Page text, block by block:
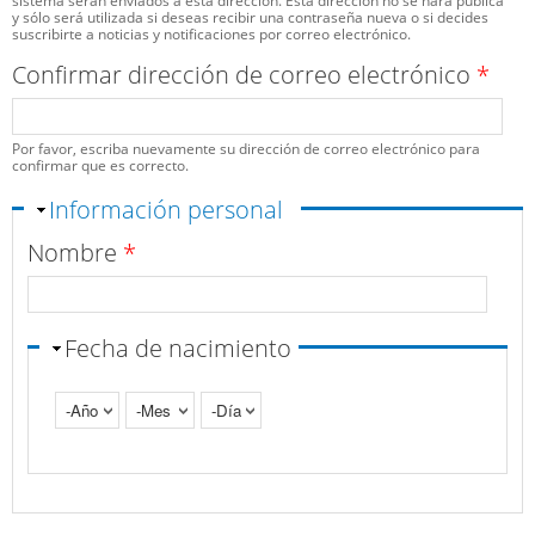
y sólo será utilizada si deseas recibir una contraseña nueva o si decides
suscribirte a noticias y notificaciones por correo electrónico.
Confirmar dirección de correo electrónico *
Por favor, escriba nuevamente su dirección de correo electrónico para
confirmar que es correcto.
Ocultar
Información personal
Nombre *
Fecha de nacimiento
Año
Mes Día